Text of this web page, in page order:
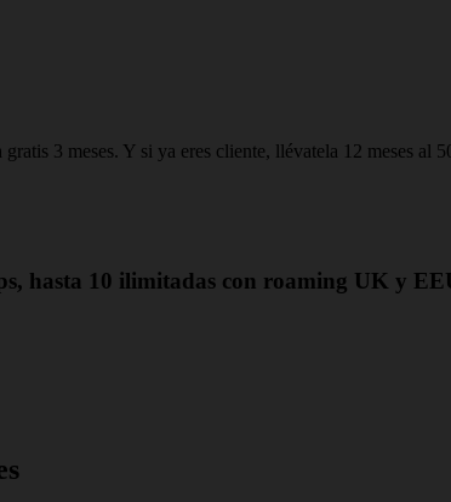
3 meses. Y si ya eres cliente, llévatela 12 meses al
hasta 10 ilimitadas con roaming UK y